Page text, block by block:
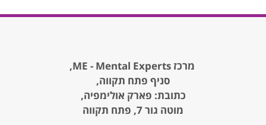
מרכז ME - Mental Experts,
סניף פתח תקווה,
כתובת: פארק אולימפיה,
מוטה גור 7, פתח תקווה